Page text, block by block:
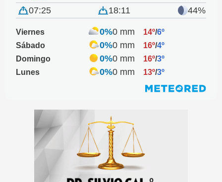
07:25 18:11 44%
Viernes 0%0 mm 14º/6º
Sábado
0%0 mm 16º/4º
Domingo
0%0 mm 16º/3º
Lunes
0%0 mm 13º/3º